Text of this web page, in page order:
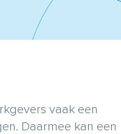
vaak een
Daarmee kan een